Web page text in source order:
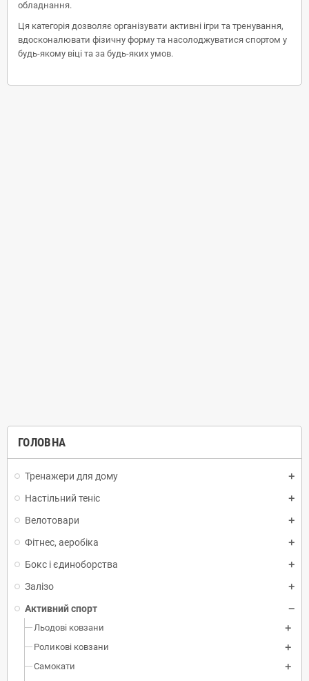
ГОЛОВНА
Тренажери для дому
Настільний теніс
Велотовари
Фітнес, аеробіка
Бокс і єдиноборства
Залізо
Активний спорт
Льодові ковзани
Роликові ковзани
Самокати
обладнання.
Ця категорія дозволяє організувати активні ігри та тренування,
вдосконалювати фізичну форму та насолоджуватися спортом у
будь-якому віці та за будь-яких умов.